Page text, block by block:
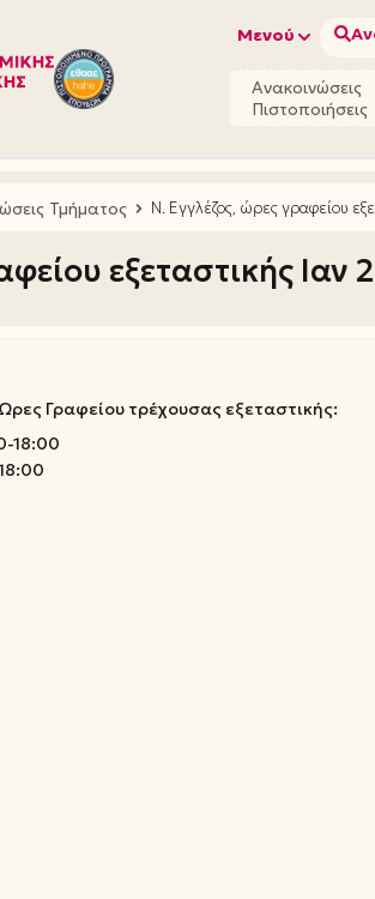
Μενού
Ανακοινώσεις
Πιστοποιήσεις
Τμήματος Ν. Εγγλέζος, ώρες γραφείου
εξεταστικής Ιαν
Γραφείου τρέχουσας εξεταστικής:
18:00